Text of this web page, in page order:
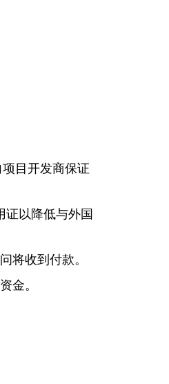
目开发商保证
证以降低与外国
将收到付款。
金。